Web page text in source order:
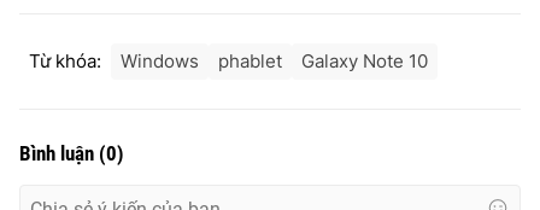
Từ khóa: Windows phablet Galaxy Note 10
Bình luận (0)